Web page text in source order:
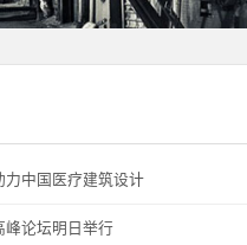
力中国医疗建筑设计
峰论坛明日举行